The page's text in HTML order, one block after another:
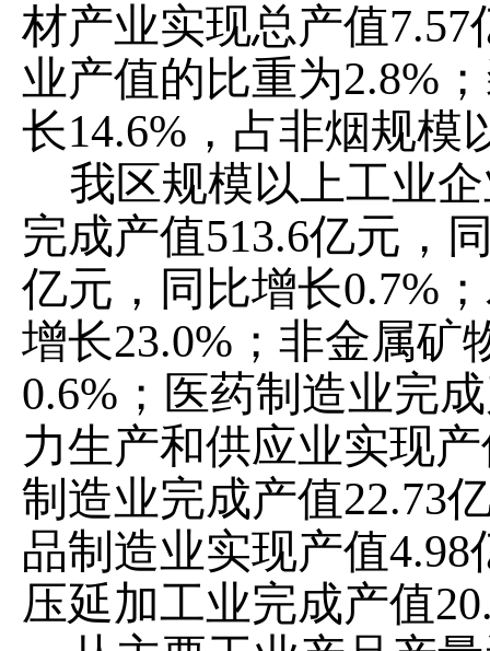
材产业实现总产值7.57
业产值的比重为2.8%
长14.6% ，占非烟规模
我区规模以上工业
完成产值513.6亿元，
亿元，同比增长0.7%
增长23.0% ；非金属矿
0.6% ；医药制造业完
力生产和供应业实现
制造业完成产值22.73
品制造业实现产值4.98
压延加工业完成产值